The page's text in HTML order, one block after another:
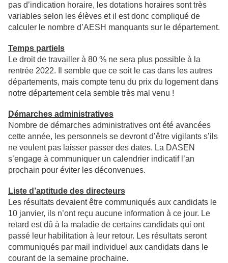
pas d’indication horaire, les dotations horaires sont très
variables selon les élèves et il est donc compliqué de
calculer le nombre d’AESH manquants sur le département.
Temps partiels
Le droit de travailler à 80 % ne sera plus possible à la
rentrée 2022. Il semble que ce soit le cas dans les autres
départements, mais compte tenu du prix du logement dans
notre département cela semble très mal venu !
Démarches administratives
Nombre de démarches administratives ont été avancées
cette année, les personnels se devront d’être vigilants s’ils
ne veulent pas laisser passer des dates. La DASEN
s’engage à communiquer un calendrier indicatif l’an
prochain pour éviter les déconvenues.
Liste d’aptitude des directeurs
Les résultats devaient être communiqués aux candidats le
10 janvier, ils n’ont reçu aucune information à ce jour. Le
retard est dû à la maladie de certains candidats qui ont
passé leur habilitation à leur retour. Les résultats seront
communiqués par mail individuel aux candidats dans le
courant de la semaine prochaine.